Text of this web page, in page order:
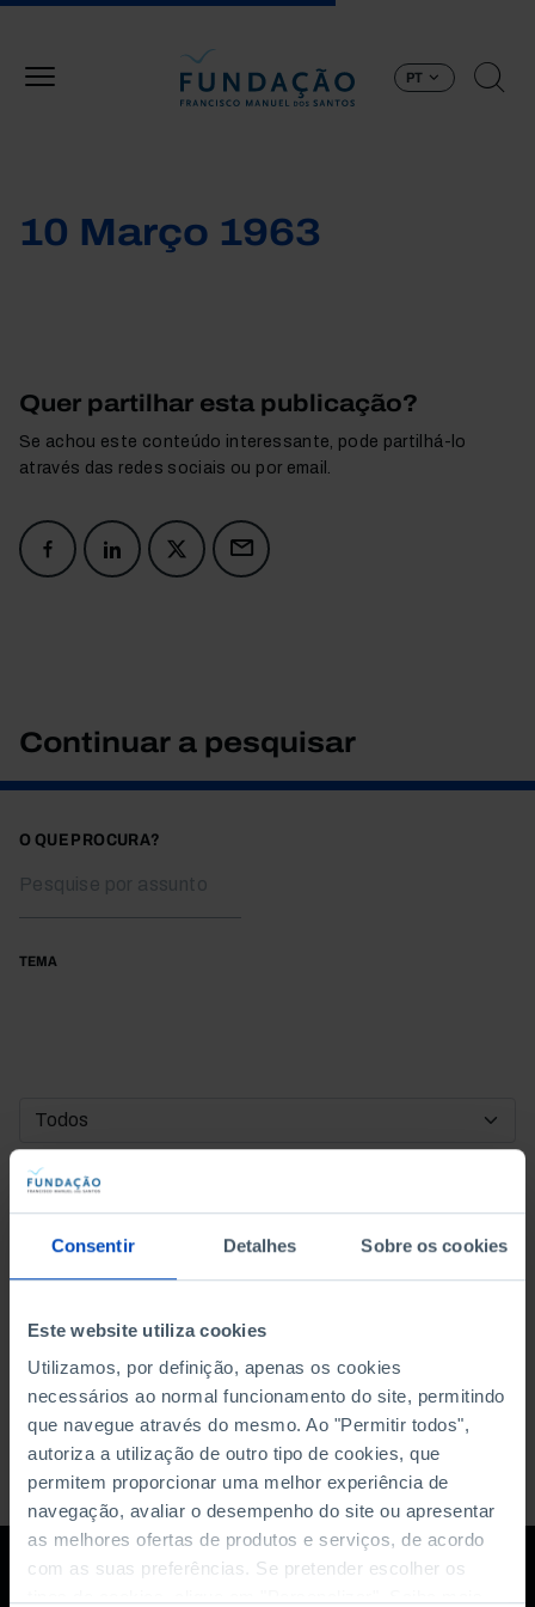
Consentir Detalhes Sobre os cookies
Este website utiliza cookies
Utilizamos, por definição, apenas os cookies
necessários ao normal funcionamento do site, permitindo
que navegue através do mesmo. Ao "Permitir todos",
autoriza a utilização de outro tipo de cookies, que
permitem proporcionar uma melhor experiência de
navegação, avaliar o desempenho do site ou apresentar
as melhores ofertas de produtos e serviços, de acordo
com as suas preferências. Se pretender escolher os
PT
10 Março 1963
Quer partilhar esta publicação?
Se achou este conteúdo interessante, pode partilhá-lo
através das redes sociais ou por email.
Continuar a pesquisar
O QUE PROCURA?
TEMA
DATA DE INÍCIO
DATA DE FIM